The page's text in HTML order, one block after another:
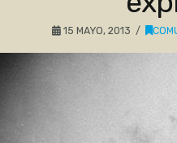
15 MAYO, 2013